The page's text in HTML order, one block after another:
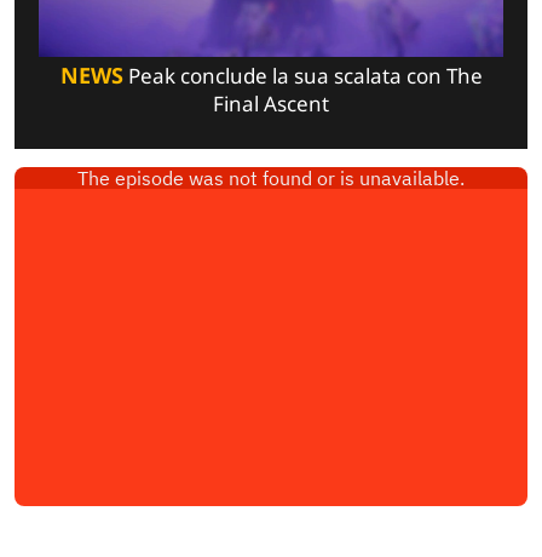
NEWSPeak conclude la sua scalata con The
Final Ascent